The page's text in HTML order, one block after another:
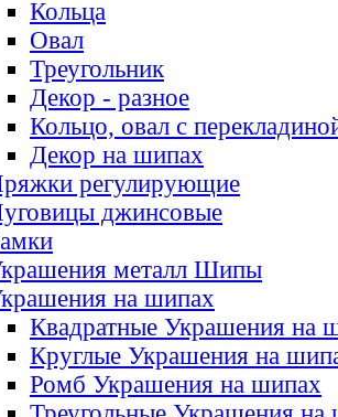
Кольца
Овал
Треугольник
Декор - разное
Кольцо, овал с
Декор на шипах
регулирующие
джинсовые
металл Шипы
на шипах
Квадратные Украшения на
Круглые Украшения на
Ромб Украшения на шипах